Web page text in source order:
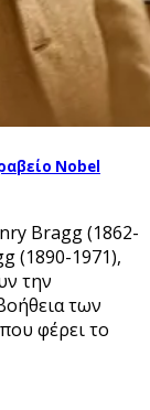
Nobel
Bragg (1862-
(1890-1971),
την
των
φέρει το